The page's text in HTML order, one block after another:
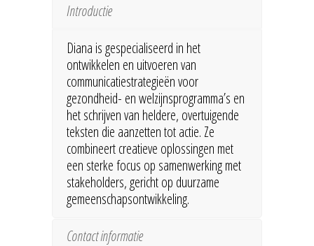
Introductie
Diana is gespecialiseerd in het
ontwikkelen en uitvoeren van
communicatiestrategieën voor
gezondheid- en welzijnsprogramma’s en
het schrijven van heldere, overtuigende
teksten die aanzetten tot actie. Ze
combineert creatieve oplossingen met
een sterke focus op samenwerking met
stakeholders, gericht op duurzame
gemeenschapsontwikkeling.
Contact informatie